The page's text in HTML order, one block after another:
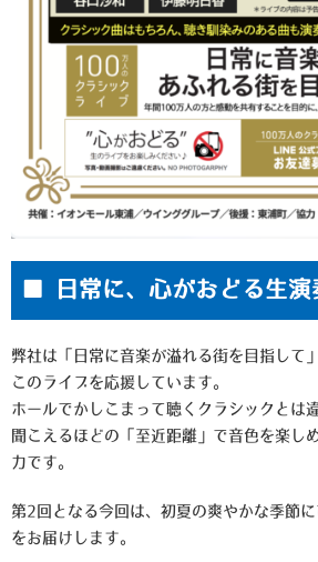
■ 日常に、心がおどる生演
弊社は「日常に音楽が溢れる街を目指して
このライブを応援しています。
ホールでかしこまって聴くクラシックとは
聞こえるほどの「至近距離」で音色を楽し
力です。
第2回となる今回は、初夏の爽やかな季節
をお届けします。